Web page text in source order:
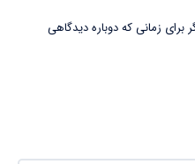
برای زمانی که دوباره دیدگاهی